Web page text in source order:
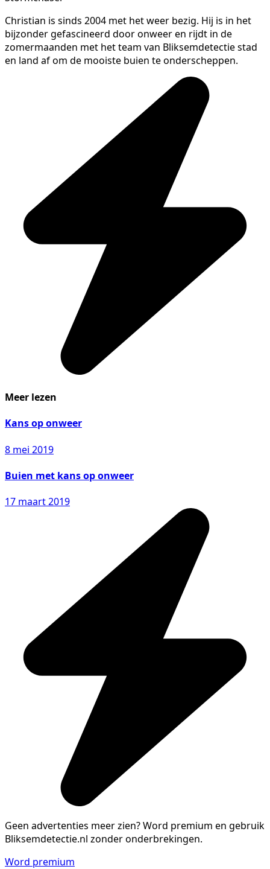
Christian is sinds 2004 met het weer bezig. Hij is in het
bijzonder gefascineerd door onweer en rijdt in de
zomermaanden met het team van Bliksemdetectie stad
en land af om de mooiste buien te onderscheppen.
Meer lezen
Kans op onweer
8 mei 2019
Buien met kans op onweer
17 maart 2019
Geen advertenties meer zien?Word premium en gebruik
Bliksemdetectie.nl zonder onderbrekingen.
Word premium